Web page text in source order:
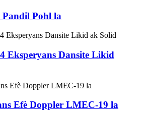
Pohl la
Eksperyans Dansite Likid
Efè Doppler LMEC-19 la